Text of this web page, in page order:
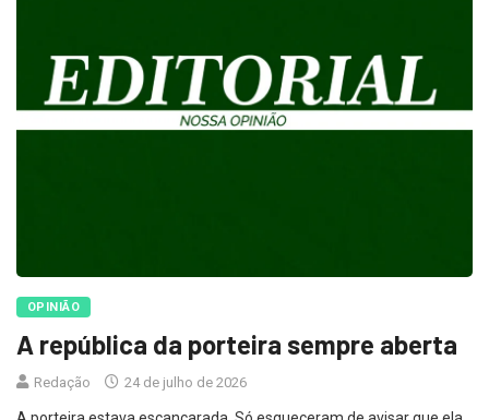
OPINIÃO
A república da porteira sempre aberta
Redação 24 de julho de 2026
A porteira estava escancarada. Só esqueceram de avisar que ela
abria apenas para quem chegasse carregando um balde de